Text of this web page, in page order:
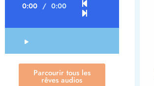
0:00 / 0:00
Parcourir tous les
rêves audios